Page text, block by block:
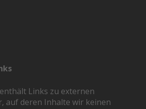
Links zu externen
auf deren Inhalte wir keinen